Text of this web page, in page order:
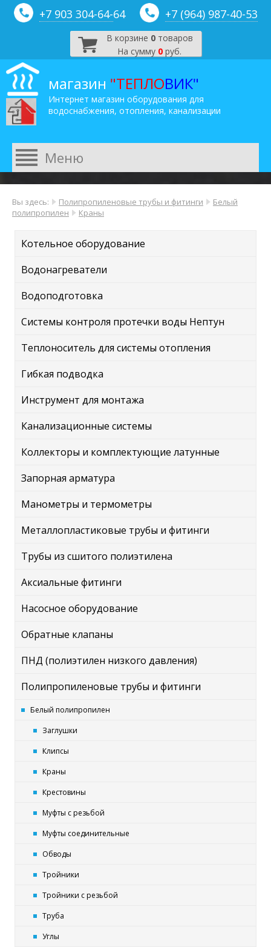
+7 903 304-64-64 +7 (964) 987-40-53
В корзине 0товаров
На сумму 0 руб.
магазин "ТЕПЛОВИК"
Интернет магазин оборудования для
водоснабжения, отопления, канализации
Вы здесь: Полипропиленовые трубы и фитинги
Белый
полипропилен
Краны
Котельное оборудование
Водонагреватели
Водоподготовка
Системы контроля протечки воды Нептун
Теплоноситель для системы отопления
Гибкая подводка
Инструмент для монтажа
Канализационные системы
Коллекторы и комплектующие латунные
Запорная арматура
Манометры и термометры
Металлопластиковые трубы и фитинги
Трубы из сшитого полиэтилена
Аксиальные фитинги
Насосное оборудование
Обратные клапаны
ПНД (полиэтилен низкого давления)
Полипропиленовые трубы и фитинги
Белый полипропилен
Заглушки
Клипсы
Краны
Крестовины
Муфты с резьбой
Муфты соединительные
Обводы
Тройники
Тройники с резьбой
Труба
Углы